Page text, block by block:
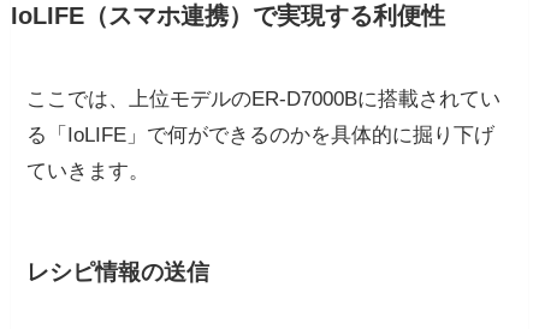
IoLIFE（スマホ連携）で実現する利便性
ここでは、上位モデルのER-D7000Bに搭載されてい
る「IoLIFE」で何ができるのかを具体的に掘り下げ
ていきます。
レシピ情報の送信